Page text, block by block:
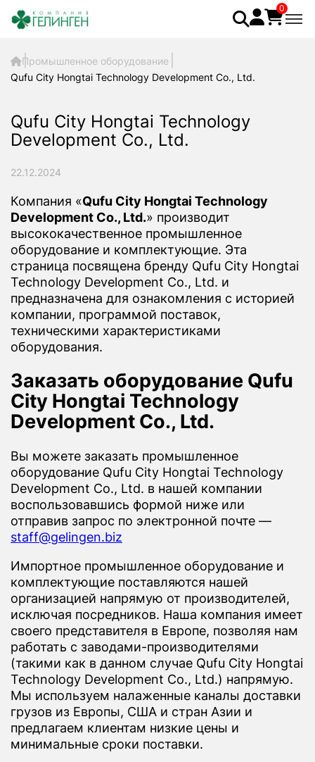
0
Промышленное оборудование
Qufu City Hongtai Technology Development Co., Ltd.
Qufu City Hongtai Technology
Development Co., Ltd.
22.12.2024
Компания «Qufu City Hongtai Technology
Development Co., Ltd.» производит
высококачественное промышленное
оборудование и комплектующие. Эта
страница посвящена бренду Qufu City Hongtai
Technology Development Co., Ltd. и
предназначена для ознакомления с историей
компании, программой поставок,
техническими характеристиками
оборудования.
Заказать оборудование Qufu
City Hongtai Technology
Development Co., Ltd.
Вы можете заказать промышленное
оборудование Qufu City Hongtai Technology
Development Co., Ltd. в нашей компании
воспользовавшись формой ниже или
отправив запрос по электронной почте —
staff@gelingen.biz
Импортное промышленное оборудование и
комплектующие поставляются нашей
организацией напрямую от производителей,
исключая посредников. Наша компания имеет
своего представителя в Европе, позволяя нам
работать с заводами-производителями
(такими как в данном случае Qufu City Hongtai
Technology Development Co., Ltd.) напрямую.
Мы используем налаженные каналы доставки
грузов из Европы, США и стран Азии и
предлагаем клиентам низкие цены и
минимальные сроки поставки.